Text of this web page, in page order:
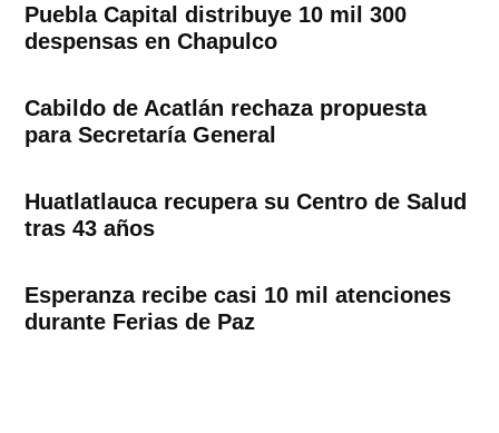
Puebla Capital distribuye 10 mil 300
despensas en Chapulco
Cabildo de Acatlán rechaza propuesta
para Secretaría General
Huatlatlauca recupera su Centro de Salud
tras 43 años
Esperanza recibe casi 10 mil atenciones
durante Ferias de Paz